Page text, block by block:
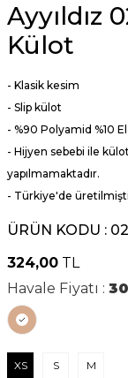
Ayyıldız
Külot
- Klasik kesim
- Slip külot
- %90 Polyamid %10
- Hijyen sebebi ile
yapılmamaktadır.
- Türkiye'de
ÜRÜN KODU :
324,00 TL
Havale Fiyatı :
XS S M